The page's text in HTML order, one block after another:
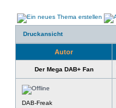
Druckansicht
Autor
Der Mega DAB+ Fan
DAB-Freak